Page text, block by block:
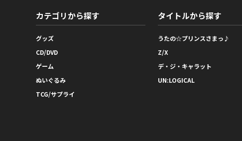
カテゴリから探す
グッズ
CD/DVD
ゲーム
ぬいぐるみ
TCG/サプライ
タイトルから探す
うたの☆プリンスさまっ♪
Z/X
デ・ジ・キャラット
UN:LOGICAL